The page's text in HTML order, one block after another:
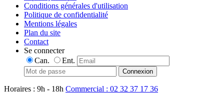
Conditions générales d'utilisation
Politique de confidentialité
Mentions légales
Plan du site
Contact
Se connecter
Can.
Ent.
Horaires : 9h - 18h Commercial : 02 32 37 17 36